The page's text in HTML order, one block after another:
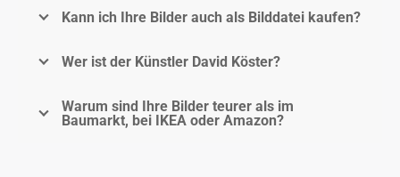
Kann ich Ihre Bilder auch als Bilddatei kaufen?
Wer ist der Künstler David Köster?
Warum sind Ihre Bilder teurer als im
Baumarkt, bei IKEA oder Amazon?